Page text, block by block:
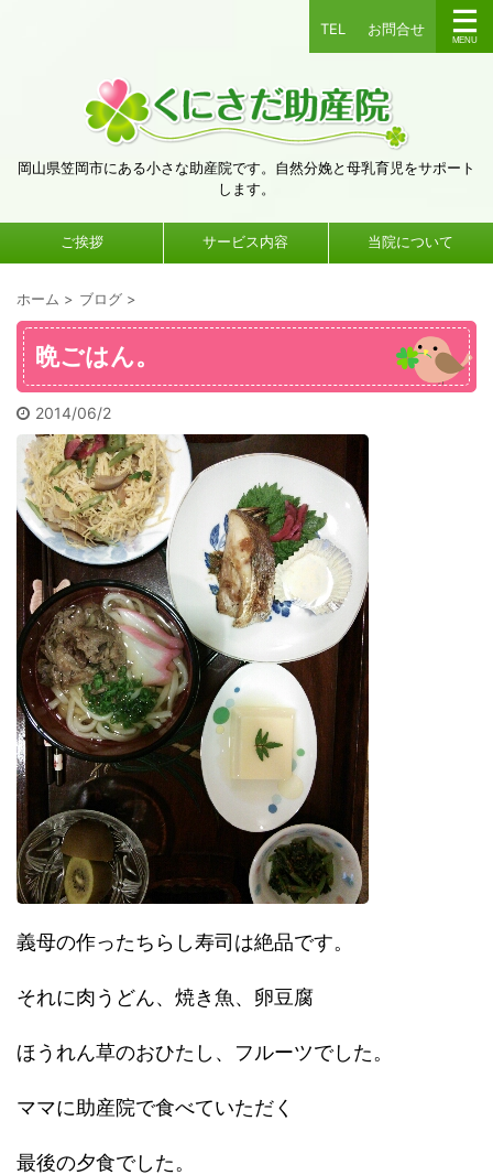
TEL お問合せ
岡山県笠岡市にある小さな助産院です。自然分娩と母乳育児をサポート
します。
ご挨拶 サービス内容 当院について
ホーム > ブログ >
晩ごはん。
2014/06/2
義母の作ったちらし寿司は絶品です。
それに肉うどん、焼き魚、卵豆腐
ほうれん草のおひたし、フルーツでした。
ママに助産院で食べていただく
最後の夕食でした。